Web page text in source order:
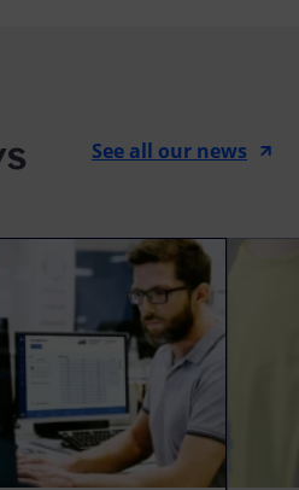
See all our news